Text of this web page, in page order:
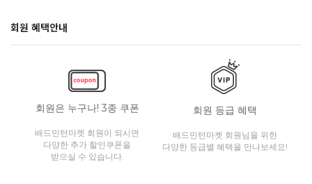
회원 혜택안내
회원은 누구나! 3종 쿠폰
배드민턴마켓 회원이 되시면
다양한 추가 할인쿠폰을
받으실 수 있습니다.
회원 등급 혜택
배드민턴마켓 회원님을 위한
다양한 등급별 혜택을 만나보세요!